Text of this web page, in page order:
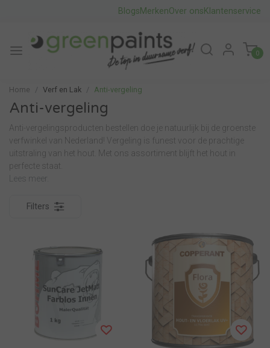
BlogsMerkenOver onsKlantenservice
0
Home Verf en Lak Anti-vergeling
Anti-vergeling
Anti-vergelingsproducten bestellen doe je natuurlijk bij de groenste
verfwinkel van Nederland! Vergeling is funest voor de prachtige
uitstraling van het hout. Met ons assortiment blijft het hout in
perfecte staat.
Lees meer.
Filters